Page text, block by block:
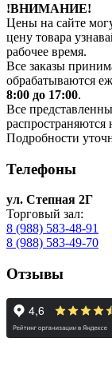
!ВНИМАНИЕ!
Цены на сайте
цену товара
рабочее время.
Все заказы
обрабатываются
8:00 до 17:00.
Все
распространяются
Подробности
Телефоны
ул. Степная 2Г
Торговый зал:
8 (988) 583-48-91
8 (988) 583-49-70
Отзывы